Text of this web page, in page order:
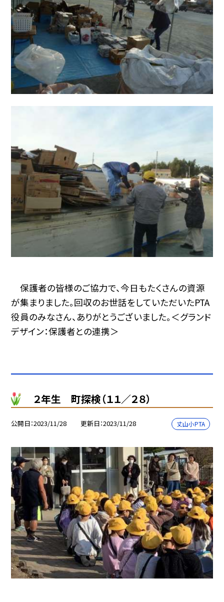
保護者の皆様のご協力で、今日もたくさんの資源
が集まりました。回収のお世話をしていただいたPTA
役員のみなさん、ありがとうございました。＜グランド
デザイン：保護者との連携＞
２年生 町探検（１１／２８）
公開日 2023/11/28 更新日 2023/11/28 丈山小PTA